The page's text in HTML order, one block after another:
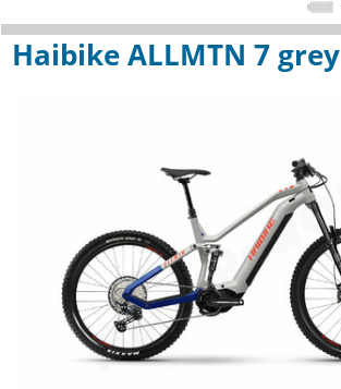
Haibike ALLMTN 7 grey